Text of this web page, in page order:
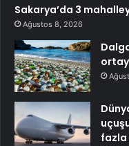
Sakarya’da 3
Ağustos 8, 2026
fazla